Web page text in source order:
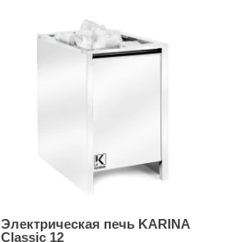
Электрическая печь KARINA
Classic 12